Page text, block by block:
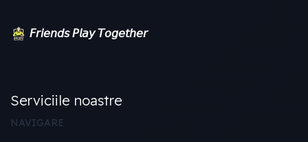
𝘍𝘳𝘪𝘦𝘯𝘥𝘴 𝘗𝘭𝘢𝘺 𝘛𝘰𝘨𝘦𝘵𝘩𝘦𝘳
Serviciile noastre
NAVIGARE